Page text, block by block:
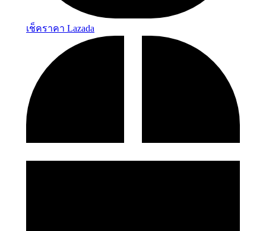
เช็คราคา Lazada